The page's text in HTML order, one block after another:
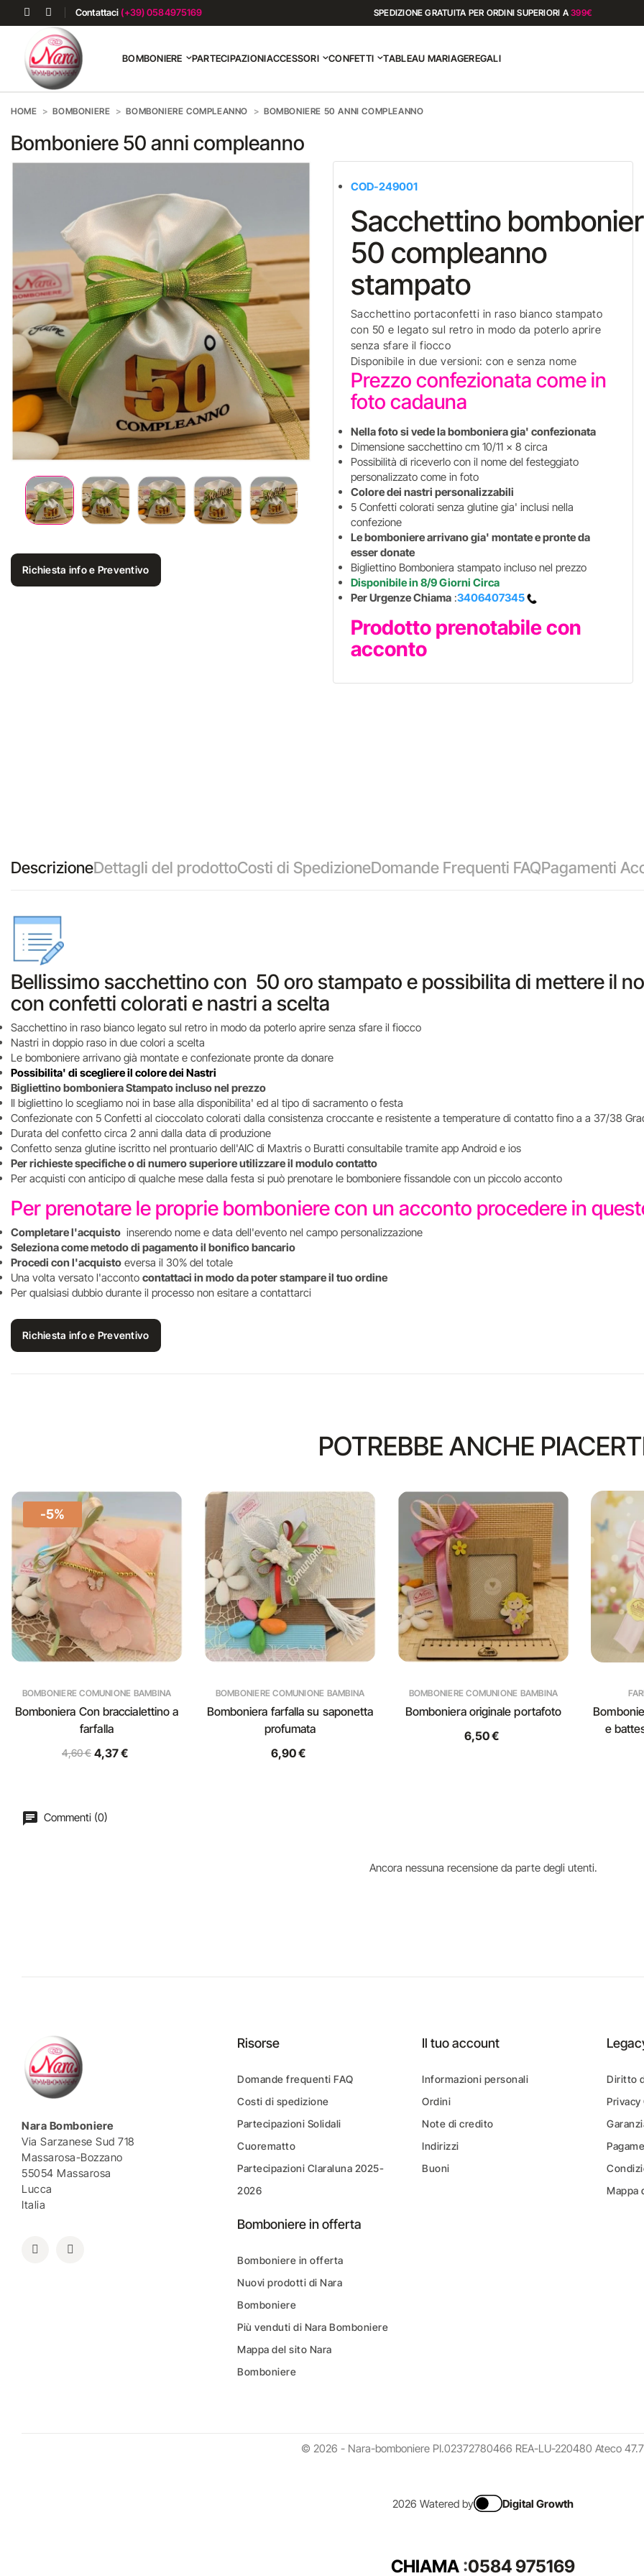
Contattaci (+39) 0584975169 SPEDIZIONE GRATUITA PER ORDINI SUPERIORI A399€
BOMBONIERE PARTECIPAZIONIACCESSORI CONFETTI TABLEAU MARIAGEREGALI
HOME BOMBONIERE BOMBONIERE COMPLEANNO BOMBONIERE 50 ANNI COMPLEANNO
Bomboniere 50 anni compleanno
Richiesta info e Preventivo
COD-249001
Sacchettino
50 compleanno
stampato
Sacchettino portaconfetti in raso bianco stampato
con 50 e legato sul retro in modo da poterlo aprire
senza sfare il fiocco
Disponibile in due versioni: con e senza nome
Prezzo confezionata come in
foto cadauna
Nella foto si vede la bomboniera gia' confezionata
Dimensione sacchettino cm 10/11 x 8 circa
Possibilità di riceverlo con il nome del festeggiato
personalizzato come in foto
Colore dei nastri personalizzabili
5 Confetti colorati senza glutine gia' inclusi nella
confezione
Le bomboniere arrivano gia' montate e pronte da
esser donate
Bigliettino Bomboniera stampato incluso nel prezzo
Disponibile in 8/9 Giorni Circa
Per Urgenze Chiama:3406407345
Prodotto prenotabile con
acconto
DescrizioneDettagli del prodottoCosti di SpedizioneDomande Frequenti FAQPagamenti
Bellissimo sacchettino con 50 oro stampato e possibilita di mettere il
con confetti colorati e nastri a scelta
Sacchettino in raso bianco legato sul retro in modo da poterlo aprire senza sfare il fiocco
Nastri in doppio raso in due colori a scelta
Le bomboniere arrivano già montate e confezionate pronte da donare
Possibilita' di scegliere il colore dei Nastri
Bigliettino bomboniera Stampato incluso nel prezzo
Il bigliettino lo scegliamo noi in base alla disponibilita' ed al tipo di sacramento o festa
Confezionate con 5 Confetti al cioccolato colorati dalla consistenza croccante e resistente a temperature di contatto fino a a 37/38
Durata del confetto circa 2 anni dalla data di produzione
Confetto senza glutine iscritto nel prontuario dell'AIC di Maxtris o Buratti consultabile tramite app Android e ios
Per richieste specifiche o di numero superiore utilizzare il modulo contatto
Per acquisti con anticipo di qualche mese dalla festa si può prenotare le bomboniere fissandole con un piccolo acconto
Per prenotare le proprie bomboniere con un acconto procedere in
Completare l'acquisto inserendo nome e data dell'evento nel campo personalizzazione
Seleziona come metodo di pagamento il bonifico bancario
Procedi con l'acquisto eversa il 30% del totale
Una volta versato l'acconto contattaci in modo da poter stampare il tuo ordine
Per qualsiasi dubbio durante il processo non esitare a contattarci
Richiesta info e Preventivo
POTREBBE ANCHE
-5%
BOMBONIERE COMUNIONE BAMBINA
Bomboniera Con braccialettino a
farfalla
4,60 € 4,37 €
BOMBONIERE COMUNIONE BAMBINA
Bomboniera farfalla su saponetta
profumata
6,90 €
BOMBONIERE COMUNIONE BAMBINA
Bomboniera originale portafoto
6,50 €
e
Commenti (0)
Ancora nessuna recensione da parte degli utenti.
Nara Bomboniere
Via Sarzanese Sud 718
Massarosa-Bozzano
55054 Massarosa
Lucca
Italia
Risorse
Domande frequenti FAQ
Costi di spedizione
Partecipazioni Solidali
Cuorematto
Partecipazioni Claraluna 2025-
2026
Bomboniere in offerta
Bomboniere in offerta
Nuovi prodotti di Nara
Bomboniere
Più venduti di Nara Bomboniere
Mappa del sito Nara
Bomboniere
Il tuo account
Informazioni personali
Ordini
Note di credito
Indirizzi
Buoni
Diritto
Privacy
Mappa
© 2026 - Nara-bomboniere PI.02372780466 REA-LU-220480 Ateco
2026 Watered by Digital Growth
CHIAMA :0584 975169